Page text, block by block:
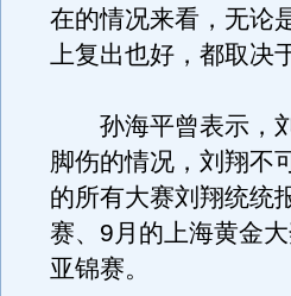
在的情况来看，无论
上复出也好，都取决
孙海平曾表示，刘
脚伤的情况，刘翔不
的所有大赛刘翔统统
赛、9月的上海黄金
亚锦赛。